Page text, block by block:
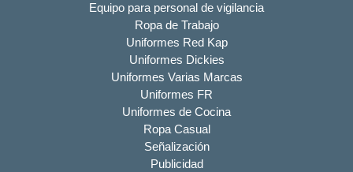
Equipo para personal de vigilancia
Ropa de Trabajo
Uniformes Red Kap
Uniformes Dickies
Uniformes Varias Marcas
Uniformes FR
Uniformes de Cocina
Ropa Casual
Señalización
Publicidad